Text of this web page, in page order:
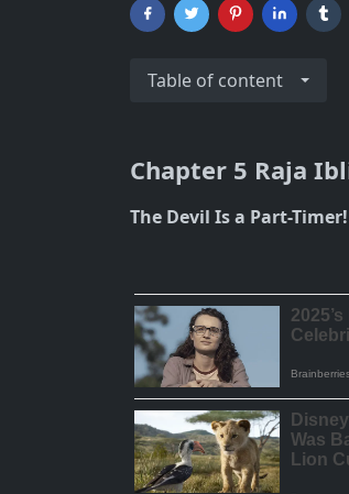
Table of content
Chapter 5 Raja
The Devil Is a Part-Timer!